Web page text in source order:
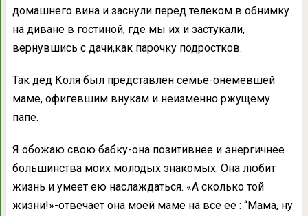
домашнего вина и заснули перед телеком в обнимку
на диване в гостиной, где мы их и застукали,
вернувшись с дачи,как парочку подростков.
Так дед Коля был представлен семье-онемевшей
маме, офигевшим внукам и неизменно ржущему
папе.
Я обожаю свою бабку-она позитивнее и энергичнее
большинства моих молодых знакомых. Она любит
жизнь и умеет ею наслаждаться. «А сколько той
жизни!»-отвечает она моей маме на все ее : “Мама, ну